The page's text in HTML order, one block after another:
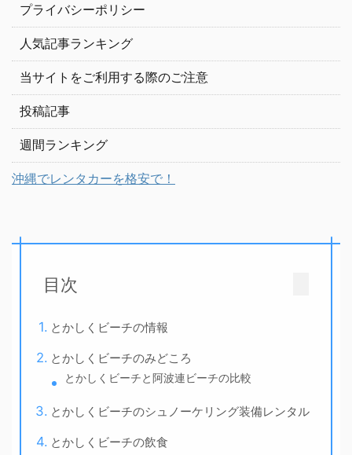
プライバシーポリシー
人気記事ランキング
当サイトをご利用する際のご注意
投稿記事
週間ランキング
沖縄でレンタカーを格安で！
目次
とかしくビーチの情報
とかしくビーチのみどころ
とかしくビーチと阿波連ビーチの比較
とかしくビーチのシュノーケリング装備レンタル
とかしくビーチの飲食